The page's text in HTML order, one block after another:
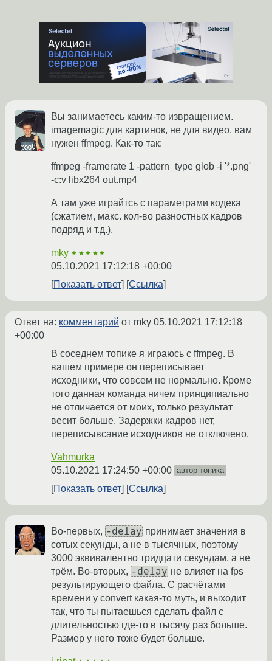
Вы занимаетесь каким-то извращением.
imagemagic для картинок, не для видео, вам
нужен ffmpeg. Как-то так:
ffmpeg -framerate 1 -pattern_type glob -i '*.png'
-c:v libx264 out.mp4
А там уже играйтсь с параметрами кодека
(сжатием, макс. кол-во разностных кадров
подряд и т.д.).
mky ★★★★★
05.10.2021 17:12:18 +00:00
Показать ответ
Ссылка
Ответ на: комментарий от mky 05.10.2021 17:12:18
+00:00
В соседнем топике я играюсь с ffmpeg. В
вашем примере он переписывает
исходники, что совсем не нормально. Кроме
того данная команда ничем принципиально
не отличается от моих, только результат
весит больше. Задержки кадров нет,
переписывсание исходников не отключено.
Vahmurka
05.10.2021 17:24:50 +00:00 автор топика
Показать ответ Ссылка
Во-первых, -delay принимает значения в
сотых секунды, а не в тысячных, поэтому
3000 эквивалентно тридцати секундам, а не
трём. Во-вторых, -delay не влияет на fps
результирующего файла. С расчётами
времени у convert какая-то муть, и выходит
так, что ты пытаешься сделать файл с
длительностью где-то в тысячу раз больше.
Размер у него тоже будет больше.